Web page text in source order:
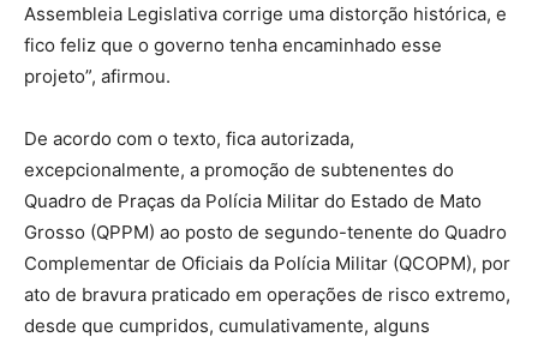
Assembleia Legislativa corrige uma distorção histórica, e
fico feliz que o governo tenha encaminhado esse
projeto”, afirmou.
De acordo com o texto, fica autorizada,
excepcionalmente, a promoção de subtenentes do
Quadro de Praças da Polícia Militar do Estado de Mato
Grosso (QPPM) ao posto de segundo-tenente do Quadro
Complementar de Oficiais da Polícia Militar (QCOPM), por
ato de bravura praticado em operações de risco extremo,
desde que cumpridos, cumulativamente, alguns